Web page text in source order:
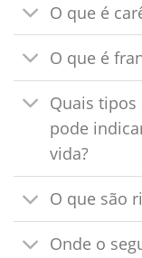
O que é
O que é
Quais tipos
pode
vida?
O que são
Onde o